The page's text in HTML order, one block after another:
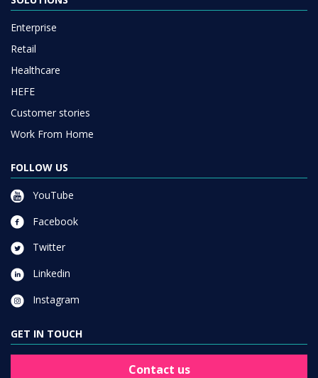
Enterprise
Retail
Healthcare
HEFE
Customer stories
Work From Home
FOLLOW US
YouTube
Facebook
Twitter
Linkedin
Instagram
GET IN TOUCH
Contact us